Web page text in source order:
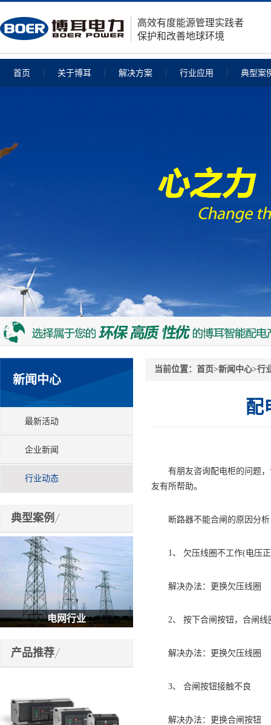
高效有度能源管理实践者
保护和改善地球环境
首页 关于博耳 解决方案 行业应用 典型案
新闻中心
最新活动
企业新闻
行业动态
典型案例
电网行业
产品推荐
当前位置： 首页>新闻中心>行
配
有朋友咨询配电柜的问题，
友有所帮助。
断路器不能合闸的原因分析
1、 欠压线圈不工作(电压
解决办法：更换欠压线圈
2、 按下合闸按钮，合闸线
解决办法：更换欠压线圈
3、 合闸按钮接触不良
解决办法：更换合闸按钮